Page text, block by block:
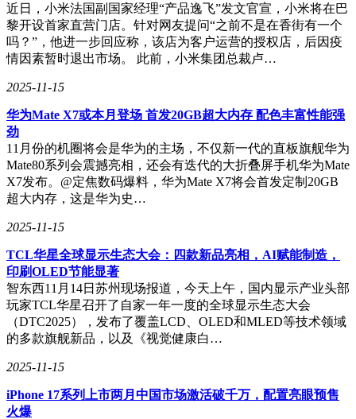
交互方式不仅更加自然和便捷，还为用户提供了丰富的应用生
态。
“大头”还具备情感表达能力。它不仅有屏幕上的表情，还能通
让“大头”不再是一个冷冰冰的机器，而是一个能够与用户建立
情感联系的伙伴。
维他动力创始人余轶南表示，他们正在走一条此前未被走通的
路。他们希望通过“大头”这款产品，推动机器人向更自主、更
智能的方向发展。未来，“大头”将成为家庭的一员，为人们带
来更加便捷和温馨的生活体验。
近日，小米法国副国家经理“产品逸飞”发文官宣，小米将在巴
黎开设首家直营门店。针对网友提问“之前不是在香街有一个
吗？”，他进一步回应称，该店为客户运营的授权店，后因疫
情因素暂时退出市场。 此前，小米集团总裁卢…
2025-11-15
华为Mate X7或本月登场 首发20GB超大内存 配色丰富性能强
劲
11月份的机圈将会是华为的主场，不仅新一代的直板旗舰华为
Mate80系列会震撼亮相，还会有迭代的大折叠屏手机华为Mate
X7发布。@定焦数码爆料，华为Mate X7将会首发定制20GB
超大内存，这是华为史…
2025-11-15
TCL华星全球显示生态大会：四款新品亮相，AI赋能制造，
印刷OLED节能显著
智东西11月14日苏州现场报道，今天上午，国内显示产业头部
玩家TCL华星召开了自家一年一度的全球显示生态大会
（DTC2025），发布了覆盖LCD、OLED和MLED等技术领域
的多款旗舰新品，以及《视觉健康白…
2025-11-15
iPhone 17系列上市两月中国市场激活破千万，配置亮眼预售
火爆